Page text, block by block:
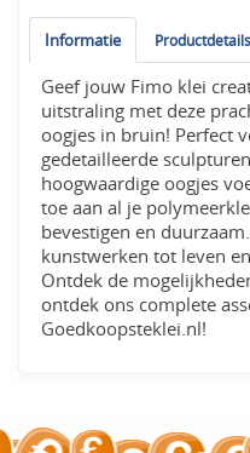
Informatie Productdetails
Geef jouw Fimo klei
uitstraling met deze
oogjes in bruin! Perfect
gedetailleerde
hoogwaardige oogjes
toe aan al je
bevestigen en
kunstwerken tot leven
Ontdek de
ontdek ons complete
Goedkoopsteklei.nl!